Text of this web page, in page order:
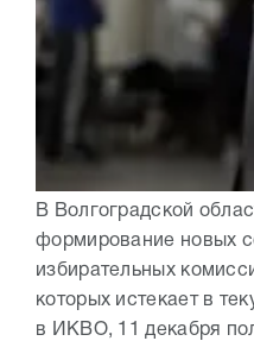
В Волгоградской
формирование новых
избирательных
которых истекает в
в ИКВО, 11 декабря